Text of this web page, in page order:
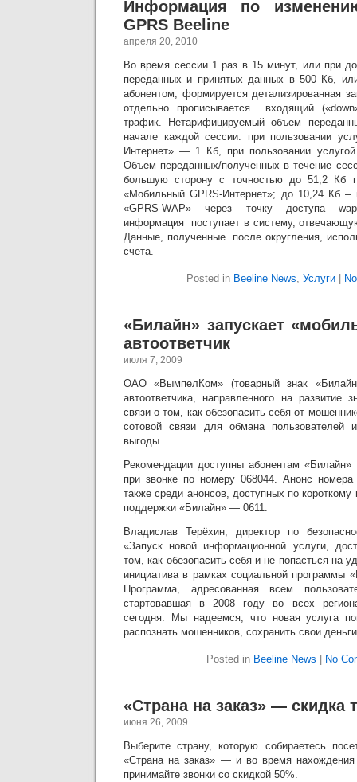
Информация по
GPRS Beeline
апреля 20, 2010
Во время сессии 1 раз в 15 минут, или при
переданных и принятых данных в 500 Кб,
абонентом, формируется детализированная
отдельно прописывается входящий
трафик. Нетарифицируемый объем
начале каждой сессии: при пользовании
Интернет» — 1 Кб, при пользовании
Объем переданных/полученных в течение
большую сторону с точностью до 51,2 Кб
«Мобильный GPRS-Интернет»; до 10,24 Кб –
«GPRS-WAP» через точку доступа
информация поступает в систему,
Данные, полученные после округления,
счета.
Posted in Beeline News, Услуги
«Билайн» запускает
автоответчик
июля 7, 2009
ОАО «ВымпелКом» (товарный знак
автоответчика, направленного на развитие
связи о том, как обезопасить себя от
сотовой связи для обмана пользователей
выгоды.
Рекомендации доступны абонентам
при звонке по номеру 068044. Анонс номера
также среди анонсов, доступных по
поддержки «Билайн» — 0611.
Владислав Терёхин, директор по
«Запуск новой информационной услуги,
том, как обезопасить себя и не попасться на
инициатива в рамках социальной программы
Программа, адресованная всем
стартовавшая в 2008 году во всех
сегодня. Мы надеемся, что новая услуга
распознать мошенников, сохранить свои
Posted in Beeline News No
«Страна на заказ» — скидка
июня 26, 2009
Выберите страну, которую собираетесь
«Страна на заказ» — и во время нахождения
принимайте звонки со скидкой 50%.